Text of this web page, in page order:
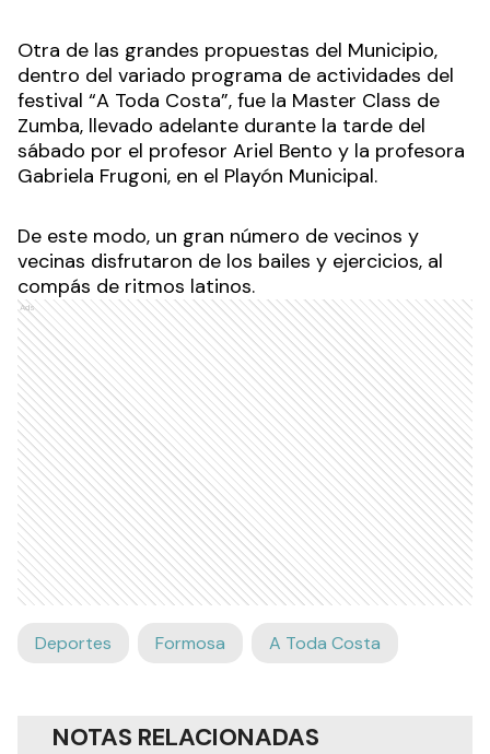
Otra de las grandes propuestas del Municipio,
dentro del variado programa de actividades del
festival “A Toda Costa”, fue la Master Class de
Zumba, llevado adelante durante la tarde del
sábado por el profesor Ariel Bento y la profesora
Gabriela Frugoni, en el Playón Municipal.
De este modo, un gran número de vecinos y
vecinas disfrutaron de los bailes y ejercicios, al
compás de ritmos latinos.
Ads
Deportes Formosa A Toda Costa
NOTAS RELACIONADAS